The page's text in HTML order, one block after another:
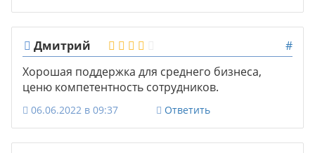
Дмитрий
#
Хорошая поддержка для среднего бизнеса,
ценю компетентность сотрудников.
06.06.2022 в 09:37 Ответить